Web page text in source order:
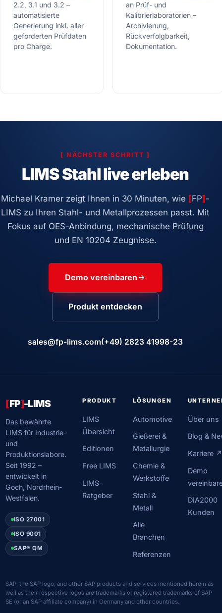
2.2, 3.1 und 3.2 –
automatisierte
Generierung inkl. aller
geforderten Prüfdaten
pro Charge.
an Prüf- und
Kalibrierlaboratorien –
Archivierung,
Rückverfolgbarkeit,
Dokumentation.
[ NÄCHSTER SCHRITT]
LIMS Stahl live erleben
Michael Kramer zeigt Ihnen in 30 Minuten, wie [FP]-
LIMS zu Ihren Stahl- und Metallprozessen passt. Mit
Fokus auf OES-Anbindung, mechanische Prüfung
und EN 10204 Zeugnisse.
Demo vereinbaren
Produkt entdecken
sales@fp-lims.com(+49) 2823 41998-23
[FP]-LIMS
Das bewährte
LIMS für Industrie-
und
Produktionslabore.
Seit 1992 –
entwickelt in
Goch, Nordrhein-
Westfalen.
ISO 27001
ISO 9001
SAP® QM
PRODUKT
LIMS
Übersicht
Editionen
Free LIMS
LIMS-
Ratgeber
LÖSUNGEN
Automotive
Gießerei &
Metallurgie
Chemie &
Werkstoffe
Stahl &
Metall
Alle
Branchen
Referenzen
Über uns
Blog &
Karriere ↗
Demo
DIA2000
Kunden
SAP, the SAP logo, and other SAP products and services mentioned herein as
well as their respective logos are trademarks or registered trademarks of SAP
SE (or an SAP affiliate company) in Germany and other countries.